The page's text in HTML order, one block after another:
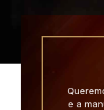
e a